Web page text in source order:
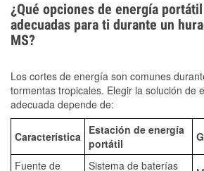
¿Qué opciones de energía
adecuadas para ti durante un
MS?
Los cortes de energía son comunes
tormentas tropicales. Elegir la solución de
adecuada depende de:
Característica
Estación de energía
portátil
Fuente de Sistema de baterías